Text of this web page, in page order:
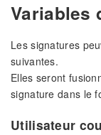
Variables
Les signatures
suivantes.
Elles seront
signature dans le
Utilisateur